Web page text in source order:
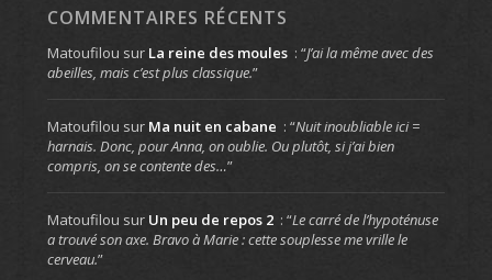
COMMENTAIRES RÉCENTS
Matoufilou sur La reine des moules : “J’ai la même avec des
abeilles, mais c’est plus classique.”
Matoufilou sur Ma nuit en cabane : “Nuit inoubliable ici =
harnais. Donc, pour Anna, on oublie. Ou plutôt, si j’ai bien
compris, on se contente des…”
Matoufilou sur Un peu de repos 2 : “Le carré de l’hypoténuse
a trouvé son axe. Bravo à Marie : cette souplesse me vrille le
cerveau.”